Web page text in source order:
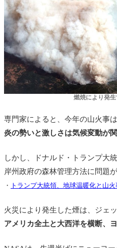
燃焼により発
専門家によると、今年の山火事
炎の勢いと激しさは気候変動が
しかし、ドナルド・トランプ大
岸州政府の森林管理方法に問題
・ トランプ大統領、地球温暖化と山
火災により発生した煙は、ジェ
アメリカ全土と大西洋を横断、